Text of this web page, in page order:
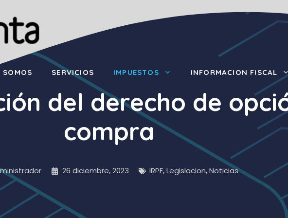
SOMOS SERVICIOS IMPUESTOS INFORMACION FISCAL
del derecho de
compra
26 diciembre, 2023 IRPF,Legislacion,Noticias